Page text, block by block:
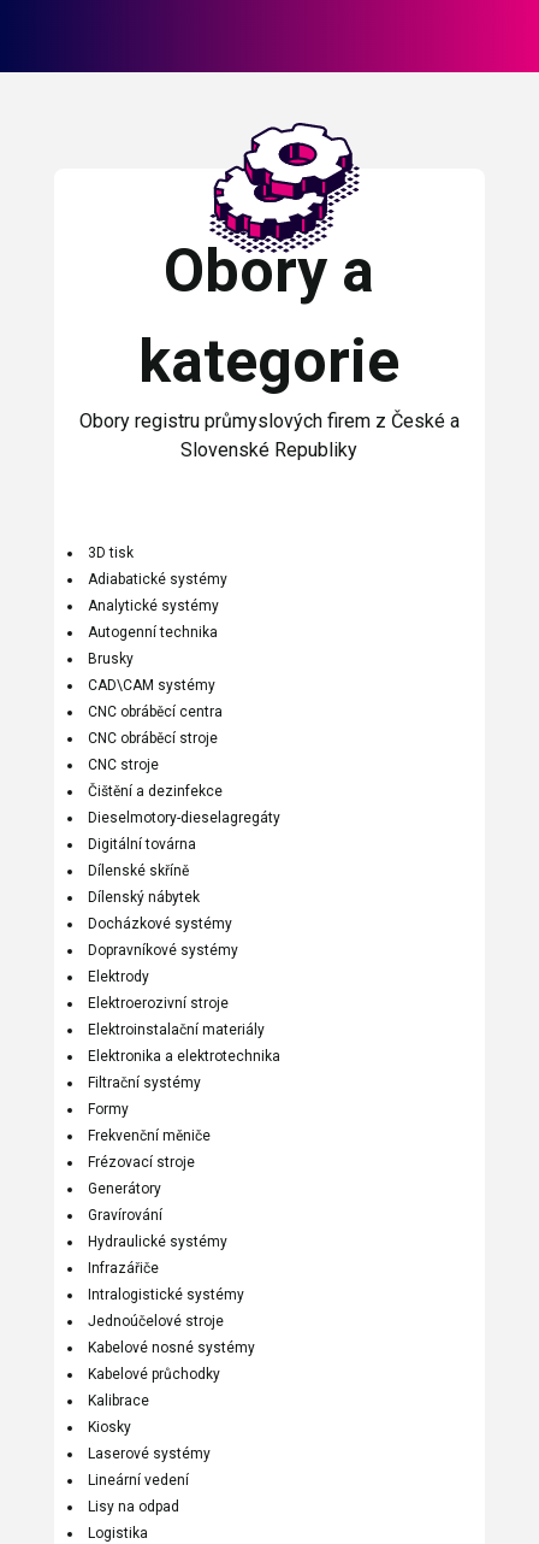
Obory a
kategorie
Obory registru průmyslových firem z České a
Slovenské Republiky
3D tisk
Adiabatické systémy
Analytické systémy
Autogenní technika
Brusky
CAD\CAM systémy
CNC obráběcí centra
CNC obráběcí stroje
CNC stroje
Čištění a dezinfekce
Dieselmotory-dieselagregáty
Digitální továrna
Dílenské skříně
Dílenský nábytek
Docházkové systémy
Dopravníkové systémy
Elektrody
Elektroerozivní stroje
Elektroinstalační materiály
Elektronika a elektrotechnika
Filtrační systémy
Formy
Frekvenční měniče
Frézovací stroje
Generátory
Gravírování
Hydraulické systémy
Infrazářiče
Intralogistické systémy
Jednoúčelové stroje
Kabelové nosné systémy
Kabelové průchodky
Kalibrace
Kiosky
Laserové systémy
Lineární vedení
Lisy na odpad
Logistika